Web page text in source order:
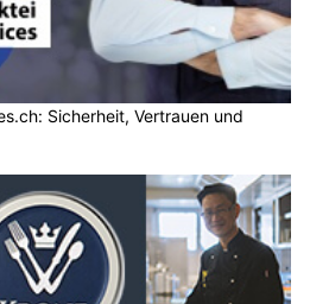
Sicherheit, Vertrauen und